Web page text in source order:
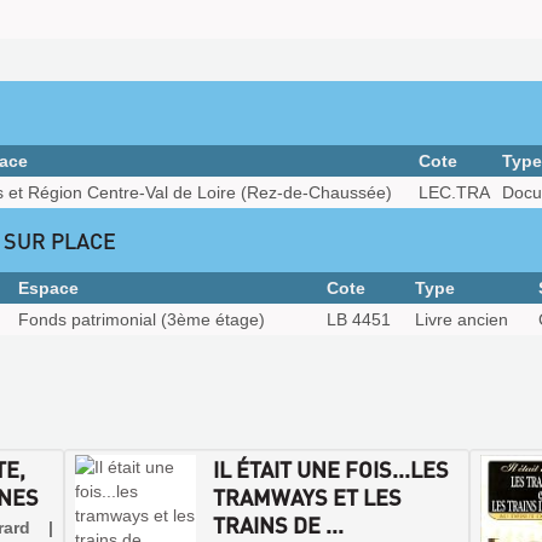
Cote
Type
et Région Centre-Val de Loire (Rez-de-Chaussée)
LEC.TRA
PLACE
Espace Cote Type
Fonds patrimonial (3ème étage)
LB 4451 Livre ancien
IL ÉTAIT UNE FOIS...LES
TRAMWAYS ET LES
TRAINS DE ...
|